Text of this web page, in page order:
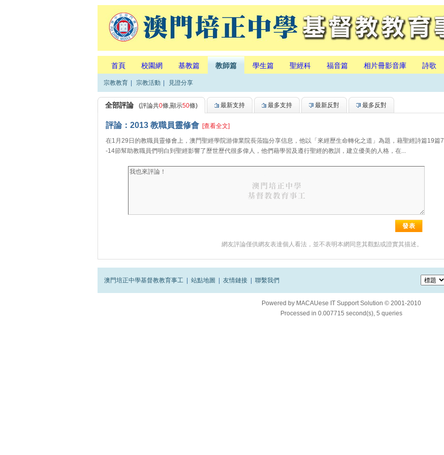
首頁 校園網 基教篇 教師篇 學生篇 聖經科 福音篇 相片冊影音庫 詩歌
宗教教育 宗教活動 見證分享
全部評論 (評論共0條,顯示50條) 最新支持 最多支持 最新反對 最多反對
評論：2013 教職員靈修會 [查看全文]
在1月29日的教職員靈修會上，澳門聖經學院游偉業院長蒞臨分享信息，他以「來經歷生命轉化之道」為題，藉聖經詩篇19篇7
-14節幫助教職員們明白到聖經影響了歷世歷代很多偉人，他們藉學習及遵行聖經的教訓，建立優美的人格，在...
網友評論僅供網友表達個人看法，並不表明本網同意其觀點或證實其描述。
澳門培正中學基督教教育事工 站點地圖 友情鏈接 聯繫我們
Powered by MACAUese IT Support Solution © 2001-2010
Processed in 0.007715 second(s), 5 queries